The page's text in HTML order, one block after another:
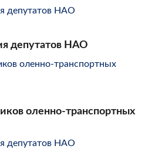
депутатов НАО
оленно-транспортных